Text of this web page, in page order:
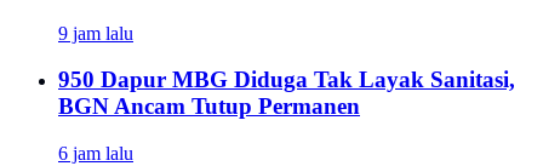
9 jam lalu
950 Dapur MBG Diduga Tak Layak Sanitasi,
BGN Ancam Tutup Permanen
6 jam lalu